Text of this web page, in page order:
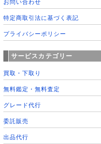
お問い合わせ
特定商取引法に基づく表記
プライバシーポリシー
サービスカテゴリー
買取・下取り
無料鑑定・無料査定
グレード代行
委託販売
出品代行